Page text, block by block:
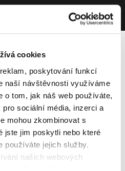
cookies
poskytování funkcí
naší návštěvnosti využíváme
o tom, jak náš web používáte,
sociální média, inzerci a
mohou zkombinovat s
jste jim poskytli nebo které
používáte jejich služby.
našich webových